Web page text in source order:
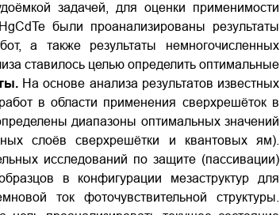
задачей, для оценки применимости
HgCdTe были проанализированы результаты
а также результаты немногочисленных
ставилось целью определить оптимальные
На основе анализа результатов известных
в области применения сверхрешёток в
диапазоны оптимальных значений
слоёв сверхрешётки и квантовых ям).
исследований по защите (пассивации)
в конфигурации мезаструктур для
ток фоточувствительной структуры.